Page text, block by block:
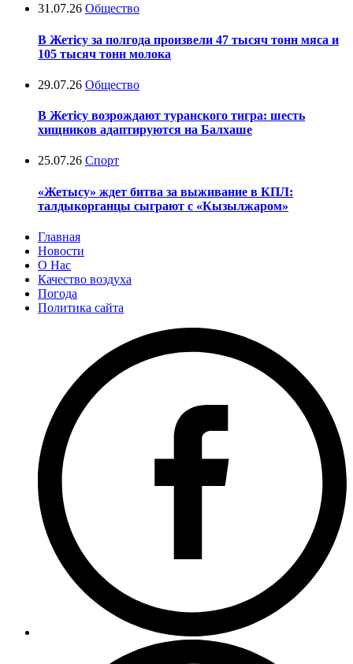
31.07.26 Общество
В Жетісу за полгода произвели 47 тысяч тонн мяса и
105 тысяч тонн молока
29.07.26 Общество
В Жетісу возрождают туранского тигра: шесть
хищников адаптируются на Балхаше
25.07.26 Спорт
«Жетысу» ждет битва за выживание в КПЛ:
талдыкорганцы сыграют с «Кызылжаром»
Главная
Новости
О Нас
Качество воздуха
Погода
Политика сайта